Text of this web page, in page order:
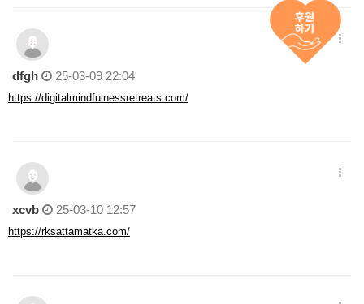
dfgh 25-03-09 22:04
https://digitalmindfulnessretreats.com/
xcvb 25-03-10 12:57
https://rksattamatka.com/